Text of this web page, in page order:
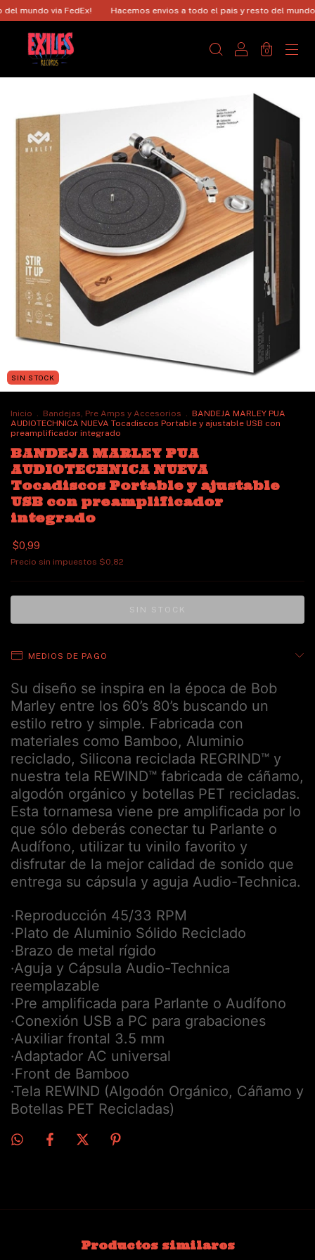
mundo via FedEx! Hacemos envios a todo el pais y resto del mundo
0
SIN STOCK
Inicio . Bandejas, Pre Amps y Accesorios . BANDEJA MARLEY PUA
AUDIOTECHNICA NUEVA Tocadiscos Portable y ajustable USB con
preamplificador integrado
BANDEJA MARLEY PUA
AUDIOTECHNICA NUEVA
Tocadiscos Portable y ajustable
USB con preamplificador
integrado
$0,99
Precio sin impuestos $0,82
MEDIOS DE PAGO
Su diseño se inspira en la época de Bob
Marley entre los 60’s 80’s buscando un
estilo retro y simple. Fabricada con
materiales como Bamboo, Aluminio
reciclado, Silicona reciclada REGRIND™ y
nuestra tela REWIND™ fabricada de cáñamo,
algodón orgánico y botellas PET recicladas.
Esta tornamesa viene pre amplificada por lo
que sólo deberás conectar tu Parlante o
Audífono, utilizar tu vinilo favorito y
disfrutar de la mejor calidad de sonido que
entrega su cápsula y aguja Audio-Technica.
·Reproducción 45/33 RPM
·Plato de Aluminio Sólido Reciclado
·Brazo de metal rígido
·Aguja y Cápsula Audio-Technica
reemplazable
·Pre amplificada para Parlante o Audífono
·Conexión USB a PC para grabaciones
·Auxiliar frontal 3.5 mm
·Adaptador AC universal
·Front de Bamboo
·Tela REWIND (Algodón Orgánico, Cáñamo y
Botellas PET Recicladas)
Productos similares